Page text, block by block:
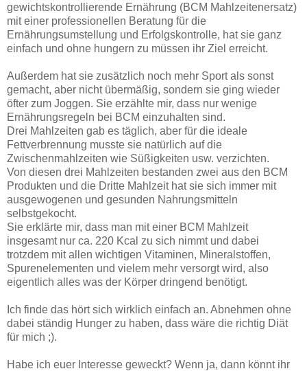
gewichtskontrollierende Ernährung (BCM Mahlzeitenersatz)
mit einer professionellen Beratung für die
Ernährungsumstellung und Erfolgskontrolle, hat sie ganz
einfach und ohne hungern zu müssen ihr Ziel erreicht.
Außerdem hat sie zusätzlich noch mehr Sport als sonst
gemacht, aber nicht übermäßig, sondern sie ging wieder
öfter zum Joggen. Sie erzählte mir, dass nur wenige
Ernährungsregeln bei BCM einzuhalten sind.
Drei Mahlzeiten gab es täglich, aber für die ideale
Fettverbrennung musste sie natürlich auf die
Zwischenmahlzeiten wie Süßigkeiten usw. verzichten.
Von diesen drei Mahlzeiten bestanden zwei aus den BCM
Produkten und die Dritte Mahlzeit hat sie sich immer mit
ausgewogenen und gesunden Nahrungsmitteln
selbstgekocht.
Sie erklärte mir, dass man mit einer BCM Mahlzeit
insgesamt nur ca. 220 Kcal zu sich nimmt und dabei
trotzdem mit allen wichtigen Vitaminen, Mineralstoffen,
Spurenelementen und vielem mehr versorgt wird, also
eigentlich alles was der Körper dringend benötigt.
Ich finde das hört sich wirklich einfach an. Abnehmen ohne
dabei ständig Hunger zu haben, dass wäre die richtig Diät
für mich ;).
Habe ich euer Interesse geweckt? Wenn ja, dann könnt ihr